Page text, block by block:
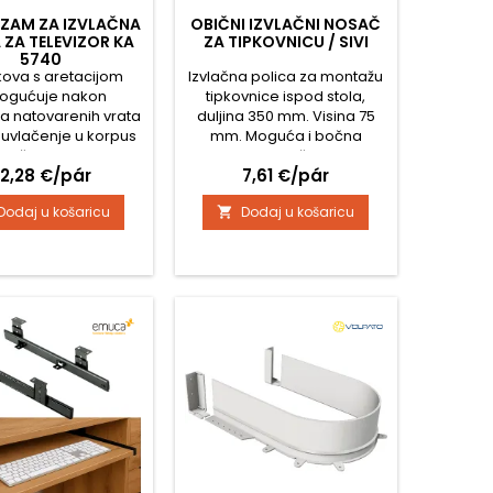
ZA IZVLAČNA
TELEVIZOR KA
5740
s aretacijom
nakon
natovarenih vrata
u korpus
bočne stranice.
u 9 dimenzija.
težina krila
14kg, debljina 16-
600-1800mm,
Ovo je set
2 kuglične vodilice.
za vrata veće
debljine i...
€/pár
u košaricu
OBIČNI IZVLAČNI NOSAČ
ZA TIPKOVNICU / SIVI
Izvlačna polica za montažu
tipkovnice ispod stola,
duljina 350 mm. Visina 75
mm. Moguća i bočna
montaža.
Cijena
7,61 €/pár
 Dodaj u košaricu